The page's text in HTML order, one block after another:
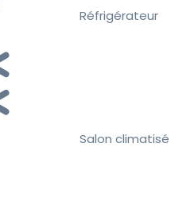
Réfrigérateur
Salon climatisé